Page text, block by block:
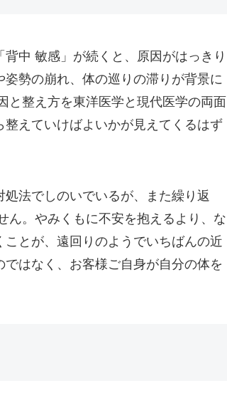
背中 敏感」が続くと、原因がはっきり
勢の崩れ、体の巡りの滞りが背景に
と整え方を東洋医学と現代医学の両面
えていけばよいかが見えてくるはず
処法でしのいでいるが、また繰り返
。やみくもに不安を抱えるより、な
とが、遠回りのようでいちばんの近
はなく、お客様ご自身が自分の体を